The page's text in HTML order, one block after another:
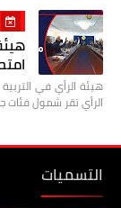
هيئة الرأي في التربية
الرأي تقر شمول فئات
التسميات